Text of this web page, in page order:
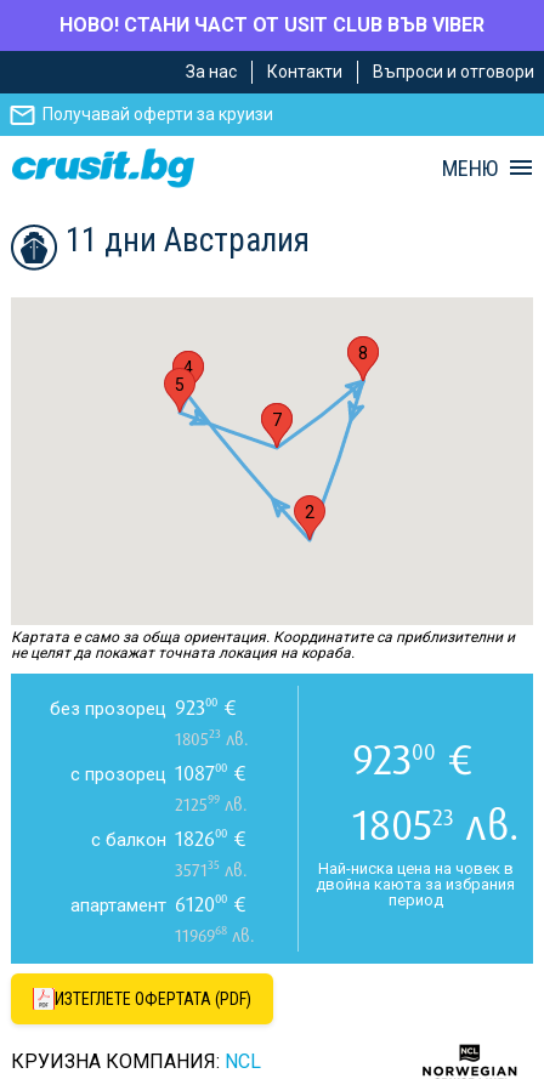
НОВО! СТАНИ ЧАСТ ОТ USIT CLUB ВЪВ VIBER
главното
съдържание
Навигацията
За нас Контакти Въпроси и отговори
Получавай оферти за круизи
МЕНЮ
11 дни Австралия
1
2
3
4
5
6
7
8
Картата е само за обща ориентация. Координатите са приблизителни и
не целят да покажат точната локация на кораба.
без прозорец 92300€
180523 лв.
с прозорец 108700€
212599лв.
с балкон 182600€
357135 лв.
апартамент 612000€
1196968лв.
92300 €
180523 лв.
Най-ниска цена на човек в
двойна каюта за избрания
период
ИЗТЕГЛЕТЕ ОФЕРТАТА (PDF)
КРУИЗНА КОМПАНИЯ: NCL